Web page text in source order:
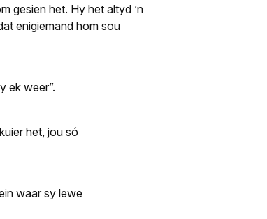
gesien het. Hy het altyd ’n
enigiemand hom sou
ek weer”.
het, jou só
waar sy lewe